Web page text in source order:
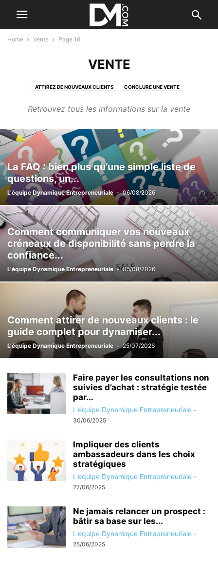
Home Vente Page 16
VENTE
ATTIREZ DE NOUVEAUX CLIENTS CONCLURE UNE VENTE
LE PLAN D'ACTION COMMERCIAL LES DÉBUTS DE LA VENTE
Retrouvez tous les informations sur la vente
La FAQ : bien plus qu’une simple liste de
questions, un...
L'équipe Dynamique Entrepreneuriale - 06/08/2026
Comment communiquer vos nouveaux
créneaux de disponibilité sans perdre la
confiance...
L'équipe Dynamique Entrepreneuriale - 05/08/2026
Comment attirer de nouveaux clients : le
guide complet pour dynamiser...
L'équipe Dynamique Entrepreneuriale - 25/07/2026
Faire payer les consultations non
suivies d’achat : stratégie testée
par...
L'équipe Dynamique Entrepreneuriale -
30/06/2025
Impliquer des clients
ambassadeurs dans les choix
stratégiques
L'équipe Dynamique Entrepreneuriale -
27/06/2025
Ne jamais relancer un prospect :
bâtir sa base sur les...
L'équipe Dynamique Entrepreneuriale -
25/06/2025